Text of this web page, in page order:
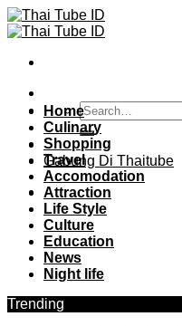
Skip
to
Gabung Di Thaitube
Home
Culinary
Shopping
Travel
Accomodation
Attraction
Life Style
Culture
Education
News
Night life
Trending